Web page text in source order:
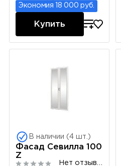
Экономия 18 000 руб.
Купить
В наличии (4 шт.)
Фасад Севилла 100
Z